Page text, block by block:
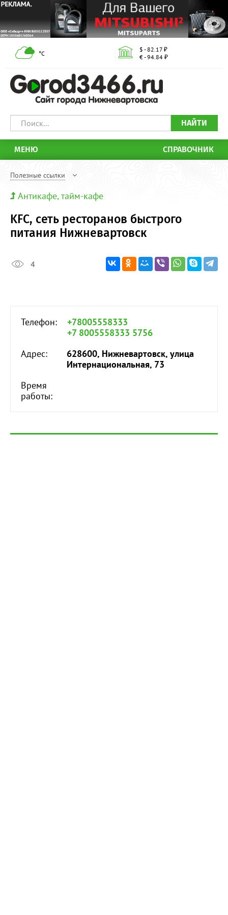
°С
$ - 82.17 ₽
€ - 94.84 ₽
НАЙТИ
МЕНЮ СПРАВОЧНИК
Полезные ссылки
Антикафе, тайм-кафе
KFC, сеть ресторанов быстрого
питания Нижневартовск
4
Телефон:
+78005558333
+7 8005558333 5756
Адрес:
628600, Нижневартовск, улица
Интернациональная, 73
Время
работы: